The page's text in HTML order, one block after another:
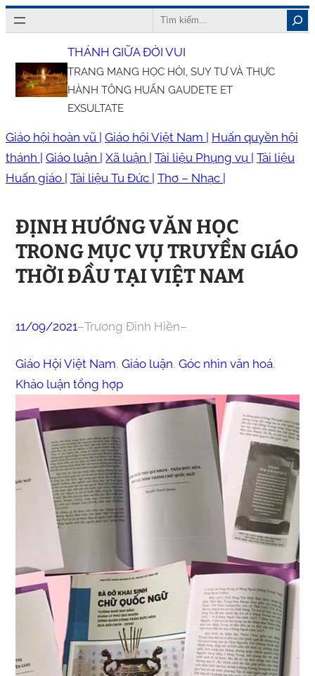
Chuyển
đến
nội
dung
Search
THÁNH GIỮA ĐỜI VUI
TRANG MẠNG HỌC HỎI, SUY TƯ VÀ THỰC
HÀNH TÔNG HUẤN GAUDETE ET
EXSULTATE
Giáo hội hoàn vũ | Giáo hội Việt Nam | Huấn quyền hội
thánh | Giáo luận | Xã luận | Tài liệu Phụng vụ | Tài liệu
Huấn giáo | Tài liệu Tu Đức | Thơ – Nhạc |
ĐỊNH HƯỚNG VĂN HỌC
TRONG MỤC VỤ TRUYỀN GIÁO
THỜI ĐẦU TẠI VIỆT NAM
11/09/2021–Trương Đình Hiền–
Giáo Hội Việt Nam, Giáo luận, Góc nhìn văn hoá
Khảo luận tổng hợp